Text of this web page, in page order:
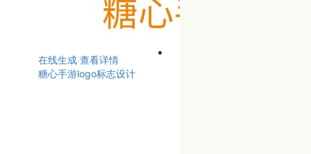
在线生成 查看详情
糖心手游logo标志设计